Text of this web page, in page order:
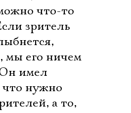
что-то
зритель
мы его ничем
имел
что нужно
а то,